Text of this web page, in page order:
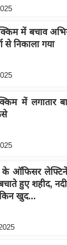
में बचाव
से निकाला गया
में लगातार
ऑफिसर
हुए शहीद,
खुद...